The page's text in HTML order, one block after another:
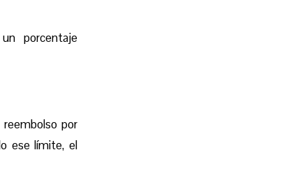
porcentaje
por
ese límite, el